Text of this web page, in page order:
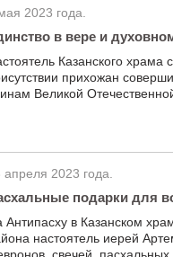
2023 года.
в вере и
Казанского храма
прихожан
Великой
апреля 2023 года.
подарки для
Антипасху в Казанском
настоятель иерей